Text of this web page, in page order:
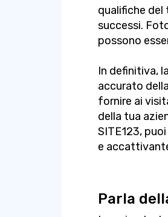
qualifiche
successi.
possono
In definitiva,
accurato
fornire ai
della tua
SITE123,
e
Parla